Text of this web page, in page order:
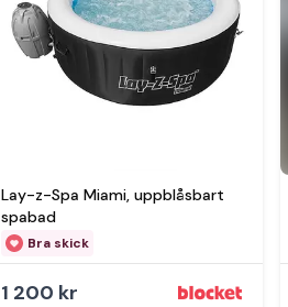
Lay-z-Spa Miami, uppblåsbart
spabad
Bra skick
1 200 kr